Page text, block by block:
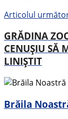
Articolul
GRĂDINA
CENUȘIU SĂ
LINIȘTIT
Brăila